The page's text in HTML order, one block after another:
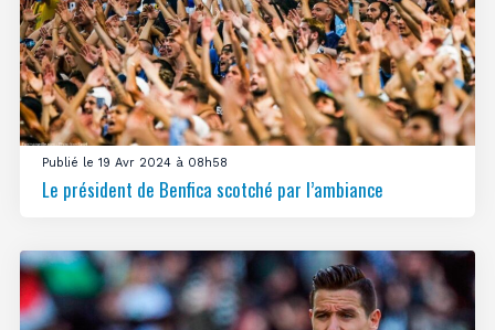
Publié le 19 Avr 2024 à 08h58
Le président de Benfica scotché par l’ambiance